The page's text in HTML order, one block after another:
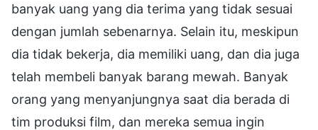
banyak uang yang dia terima yang tidak sesuai
dengan jumlah sebenarnya. Selain itu, meskipun
dia tidak bekerja, dia memiliki uang, dan dia juga
telah membeli banyak barang mewah. Banyak
orang yang menyanjungnya saat dia berada di
tim produksi film, dan mereka semua ingin